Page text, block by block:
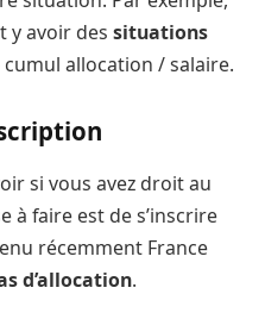
y avoir des situations
cumul allocation / salaire.
si vous avez droit au
à faire est de s’inscrire
récemment France
d’allocation.